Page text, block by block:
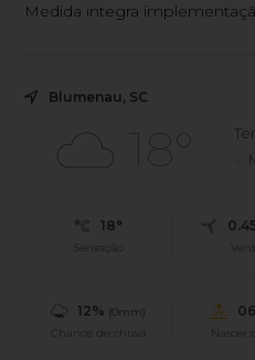
Medida integra
Blumenau, SC
18°
18°
Sensação Vento
12% (0mm)
Chance de chuva
Nascer